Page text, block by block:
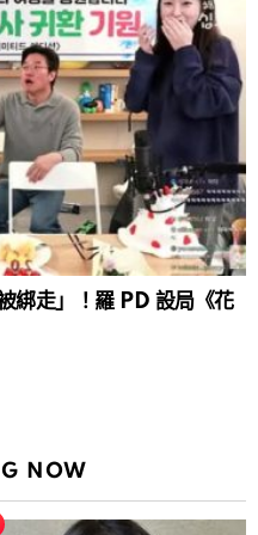
綁走」！羅 PD 設局《花
NOW